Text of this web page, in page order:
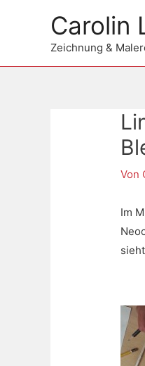
Carolin
Zeichnung &
Von
Im